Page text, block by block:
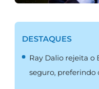
DESTAQUES
Ray Dalio rejeita
seguro, preferindo